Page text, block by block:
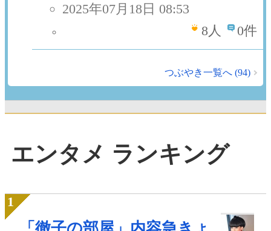
2025年07月18日 08:53
8 人 0件
つぶやき一覧へ (94)
エンタメ ランキング